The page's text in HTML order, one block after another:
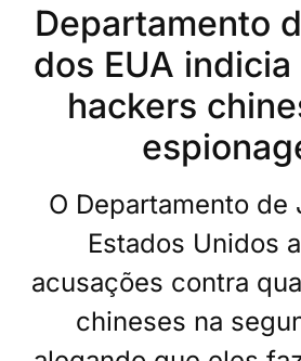
Departamento
dos EUA
hackers
O Departamento de
Estados Unidos
acusações contra
chineses na